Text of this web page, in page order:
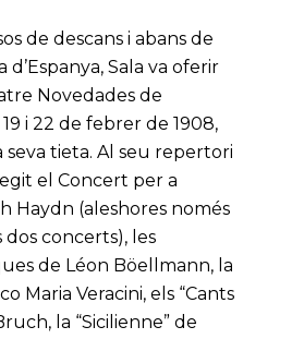
de descans i abans de
Sala va oferir
Novedades de
i 22 de febrer de 1908,
tieta. Al seu repertori
el Concert per a
Haydn (aleshores només
dos concerts), les
de Léon Böellmann, la
Maria Veracini, els “Cants
la “Sicilienne” de